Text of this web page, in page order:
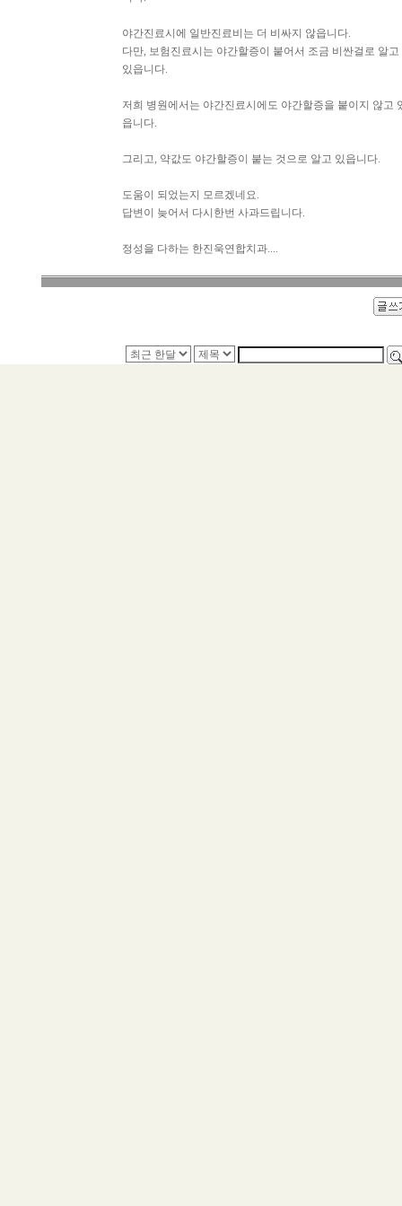
야간진료시에 일반진료비는 더 비싸지 않읍니다.
다만, 보험진료시는 야간할증이 붙어서 조금 비싼걸로 알고
있읍니다.
저희 병원에서는 야간진료시에도 야간할증을 붙이지 않고
읍니다.
그리고, 약값도 야간할증이 붙는 것으로 알고 있읍니다.
도움이 되었는지 모르겠네요.
답변이 늦어서 다시한번 사과드립니다.
정성을 다하는 한진욱연합치과....